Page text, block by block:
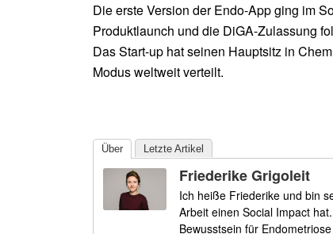
Die erste Version der Endo-App ging im
Produktlaunch und die DiGA-Zulassung
Das Start-up hat seinen Hauptsitz in
Modus weltweit verteilt.
Über Letzte Artikel
Friederike Grigoleit
Ich heiße Friederike und bin
Arbeit einen Social Impact
Bewusstsein für